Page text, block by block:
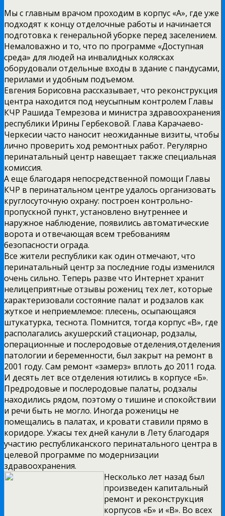
Мы с главным врачом проходим в корпус «А», где уже
подходят к концу отделочные работы и начинается
подготовка к генеральной уборке перед заселением.
Немаловажно и то, что по программе «Доступная
среда» для людей на инвалидных колясках
оборудовали отдельные входы в здание с пандусами,
перилами и удобным подъемом.
Евгения Борисовна рассказывает, что реконструкция
центра находится под неусыпным контролем Главы
КЧР Рашида Темрезова и министра здравоохранения
республики Ирины Гербековой. Глава Карачаево-
Черкесии часто наносит неожиданные визиты, чтобы
лично проверить ход ремонтных работ. Регулярно
перинатальный центр навещает также специальная
комиссия.
А еще благодаря непосредственной помощи Главы
КЧР в перинатальном центре удалось организовать
круглосуточную охрану: построен контрольно-
пропускной пункт, установлено внутреннее и
наружное наблюдение, появились автоматические
ворота и отвечающая всем требованиям
безопасности ограда.
Все жители республики как один отмечают, что
перинатальный центр за последние годы изменился
очень сильно. Теперь разве что Интернет хранит
нелицеприятные отзывы рожениц тех лет, которые
характеризовали состояние палат и родзалов как
жуткое и неприемлемое: плесень, осыпающаяся
штукатурка, теснота. Помнится, тогда корпус «В», где
располагались акушерский стационар, родзалы,
операционные и послеродовые отделения,отделения
патологии и беременности, был закрыт на ремонт в
2001 году. Сам ремонт «замерз» вплоть до 2011 года.
И десять лет все отделения ютились в корпусе «Б».
Предродовые и послеродовые палаты, родзалы
находились рядом, поэтому о тишине и спокойствии
и речи быть не могло. Иногда роженицы не
помещались в палатах, и кровати ставили прямо в
коридоре. Ужасы тех дней канули в Лету благодаря
участию республиканского перинатального центра в
целевой программе по модернизации
здравоохранения.
Несколько лет назад был
произведен капитальный
ремонт и реконструкция
корпусов «Б» и «В». Во всех